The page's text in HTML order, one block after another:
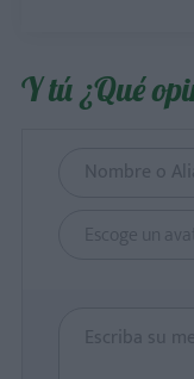
Y tú ¿Qué
Escoge un